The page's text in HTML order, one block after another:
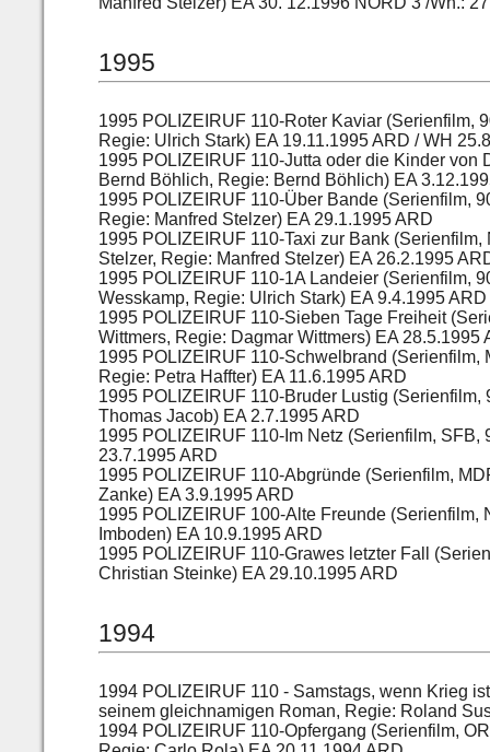
1995
1995 POLIZEIRUF 110-Roter Kaviar (Serienfilm,
Regie: Ulrich Stark) EA 19.11.1995 ARD / WH
1995 POLIZEIRUF 110-Jutta oder die Kinder
Bernd Böhlich, Regie: Bernd Böhlich) EA
1995 POLIZEIRUF 110-Über Bande (Serienfilm,
Regie: Manfred Stelzer) EA 29.1.1995 ARD
1995 POLIZEIRUF 110-Taxi zur Bank
Stelzer, Regie: Manfred Stelzer) EA 26.2.1995
1995 POLIZEIRUF 110-1A Landeier (Serienfilm,
Wesskamp, Regie: Ulrich Stark) EA 9.4.1995 ARD
1995 POLIZEIRUF 110-Sieben Tage Freiheit
Wittmers, Regie: Dagmar Wittmers) EA 28.5.1995
1995 POLIZEIRUF 110-Schwelbrand
Regie: Petra Haffter) EA 11.6.1995 ARD
1995 POLIZEIRUF 110-Bruder Lustig
Thomas Jacob) EA 2.7.1995 ARD
1995 POLIZEIRUF 110-Im Netz (Serienfilm,
23.7.1995 ARD
1995 POLIZEIRUF 110-Abgründe (Serienfilm,
Zanke) EA 3.9.1995 ARD
1995 POLIZEIRUF 100-Alte Freunde
Imboden) EA 10.9.1995 ARD
1995 POLIZEIRUF 110-Grawes letzter Fall
Christian Steinke) EA 29.10.1995 ARD
1994
1994 POLIZEIRUF 110 - Samstags, wenn Krieg
seinem gleichnamigen Roman, Regie: Roland
1994 POLIZEIRUF 110-Opfergang (Serienfilm,